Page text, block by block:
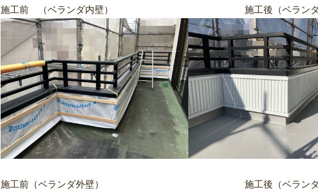
施工前 （ベランダ内壁） 施工後（ベランダ
施工前（ベランダ外壁） 施工後（ベランダ